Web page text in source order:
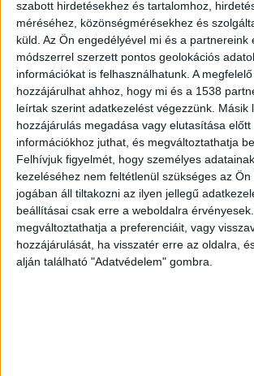
szabott hirdetésekhez és tartalomhoz,
méréséhez, közönségmérésekhez és
küld. Az Ön engedélyével mi és a partnereink
módszerrel szerzett pontos geolokációs
információkat is felhasználhatunk. A
hozzájárulhat ahhoz, hogy mi és a 1538
leírtak szerint adatkezelést végezzünk. Másik
hozzájárulás megadása vagy elutasítása
információkhoz juthat, és megváltoztathatja
Felhívjuk figyelmét, hogy személyes
kezeléséhez nem feltétlenül szükséges az
jogában áll tiltakozni az ilyen jellegű
beállításai csak erre a weboldalra
megváltoztathatja a preferenciáit, vagy
hozzájárulását, ha visszatér erre az oldalra,
alján található "Adatvédelem" gombra.
biztonsága érdekében.A
erősebb napokon a Balaton
Már 700 ezren lájkolják a kiadónk
oldalait.
Útvonalterv északon
A versenyzők Almádiból indulnak
Veszprémbe érkeznek várhatóan
útvonal érinti többek között
Tomaj, Pécselyt és Tótvázsonyt is.
versenyzőknek kétszer